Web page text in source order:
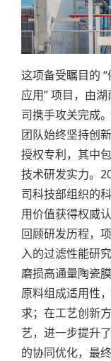
这项备受瞩目的
应用” 项目，由
司携手攻关完成
团队始终坚持创
授权专利，其中
技术研发实力。
司科技部组织的
用价值获得权威认
回顾研发历程，
入的过滤性能研
磨损高通量陶瓷
原料组成适用性
求；在工艺创新
艺，进一步提升
的协同优化，最